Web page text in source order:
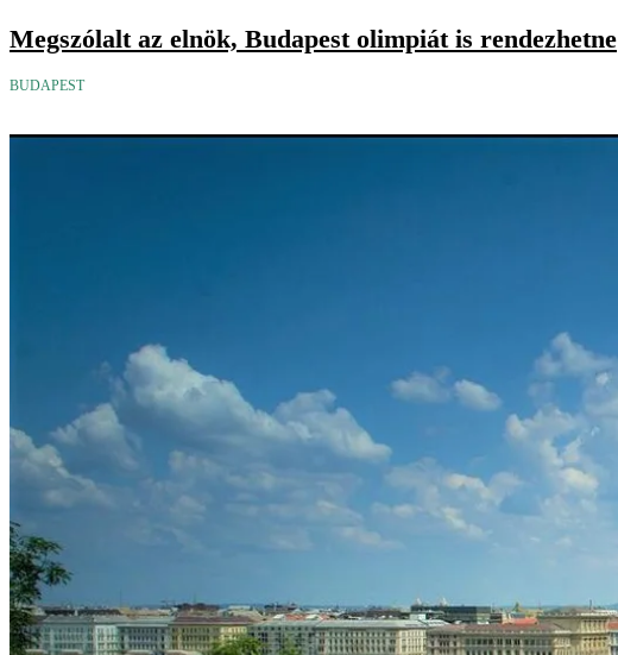
Megszólalt az elnök, Budapest olimpiát is rendezhetne
BUDAPEST